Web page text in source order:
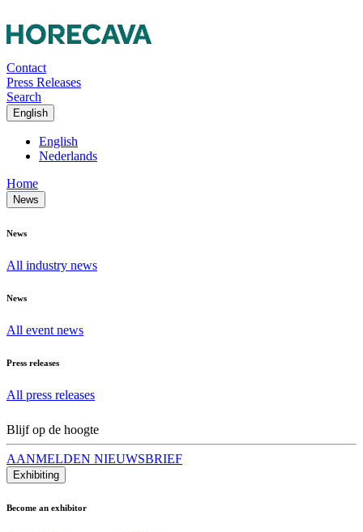
Contact
Press Releases
Search
English
English
Nederlands
Home
News
News
All industry news
News
All event news
Press releases
All press releases
Blijf op de hoogte
AANMELDEN NIEUWSBRIEF
Exhibiting
Become an exhibitor